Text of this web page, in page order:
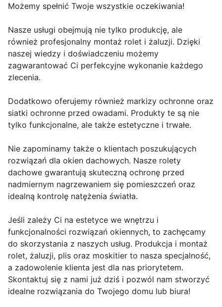
Możemy spełnić Twoje wszystkie oczekiwania!
Nasze usługi obejmują nie tylko produkcję, ale
również profesjonalny montaż rolet i żaluzji. Dzięki
naszej wiedzy i doświadczeniu możemy
zagwarantować Ci perfekcyjne wykonanie każdego
zlecenia.
Dodatkowo oferujemy również markizy ochronne oraz
siatki ochronne przed owadami. Produkty te są nie
tylko funkcjonalne, ale także estetyczne i trwałe.
Nie zapominamy także o klientach poszukujących
rozwiązań dla okien dachowych. Nasze rolety
dachowe gwarantują skuteczną ochronę przed
nadmiernym nagrzewaniem się pomieszczeń oraz
idealną kontrolę natężenia światła.
Jeśli zależy Ci na estetyce we wnętrzu i
funkcjonalności rozwiązań okiennych, to zachęcamy
do skorzystania z naszych usług. Produkcja i montaż
rolet, żaluzji, plis oraz moskitier to nasza specjalność,
a zadowolenie klienta jest dla nas priorytetem.
Skontaktuj się z nami już dziś i pozwól nam stworzyć
idealne rozwiązania do Twojego domu lub biura!